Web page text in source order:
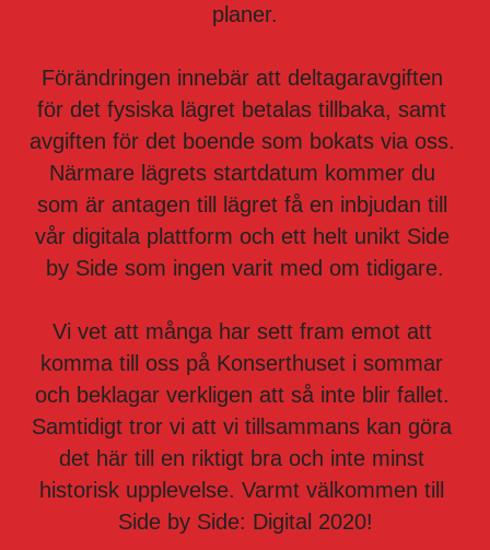
planer.
Förändringen innebär att deltagaravgiften
för det fysiska lägret betalas tillbaka, samt
avgiften för det boende som bokats via oss.
Närmare lägrets startdatum kommer du
som är antagen till lägret få en inbjudan till
vår digitala plattform och ett helt unikt Side
by Side som ingen varit med om tidigare.
Vi vet att många har sett fram emot att
komma till oss på Konserthuset i sommar
och beklagar verkligen att så inte blir fallet.
Samtidigt tror vi att vi tillsammans kan göra
det här till en riktigt bra och inte minst
historisk upplevelse. Varmt välkommen till
Side by Side: Digital 2020!